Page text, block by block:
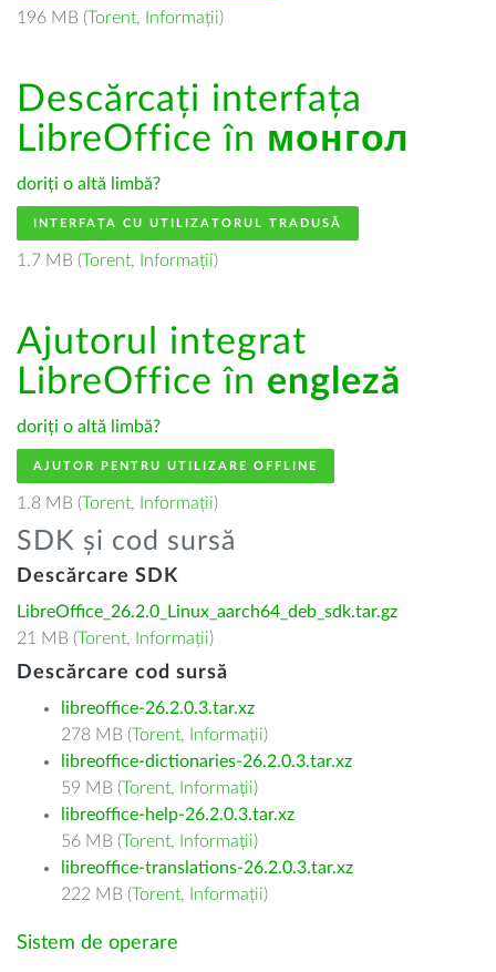
196 MB (Torent, Informații)
Descărcați interfața
LibreOffice în монгол
doriți o altă limbă?
INTERFAȚA CU UTILIZATORUL TRADUSĂ
1.7 MB (Torent, Informații)
Ajutorul integrat
LibreOffice în engleză
doriți o altă limbă?
AJUTOR PENTRU UTILIZARE OFFLINE
1.8 MB (Torent, Informații)
SDK și cod sursă
Descărcare SDK
LibreOffice_26.2.0_Linux_aarch64_deb_sdk.tar.gz
21 MB (Torent, Informații)
Descărcare cod sursă
libreoffice-26.2.0.3.tar.xz
278 MB (Torent, Informații)
libreoffice-dictionaries-26.2.0.3.tar.xz
59 MB (Torent, Informații)
libreoffice-help-26.2.0.3.tar.xz
56 MB (Torent, Informații)
libreoffice-translations-26.2.0.3.tar.xz
222 MB (Torent, Informații)
Sistem de operare